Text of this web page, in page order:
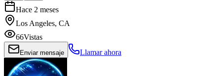
Hace 2 meses
Los Angeles, CA
66Vistas
Enviar mensaje Llamar ahora